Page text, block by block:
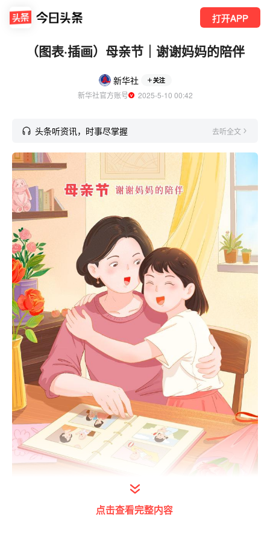
打开APP
（图表·插画）母亲节｜谢谢妈妈的陪伴
新华社 关注
新华社官方账号
  2025-5-10 00:42
头条听资讯，时事尽掌握 去听全文
点击查看完整内容